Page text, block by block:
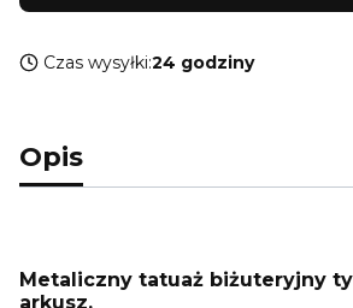
Czas wysyłki:24 godziny
Opis
Metaliczny tatuaż biżuteryjny
arkusz.